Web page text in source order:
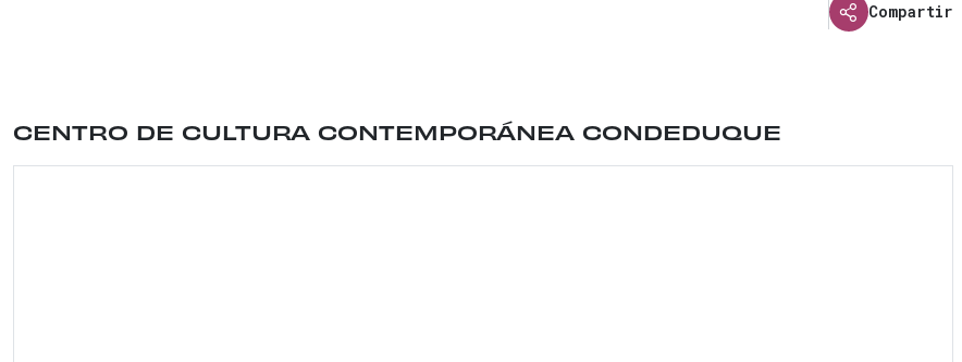
Compartir
CENTRO DE CULTURA CONTEMPORÁNEA CONDEDUQUE
Ubicación del lugar: CALLE CONDE DUQUE , 9 . Distrito de Centro. Transporte cercano: